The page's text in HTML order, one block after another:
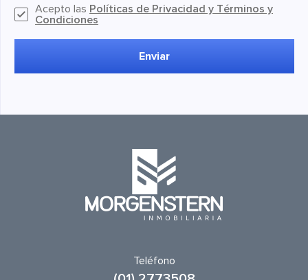
Acepto las Políticas de Privacidad y Términos y
Condiciones
Enviar
Teléfono